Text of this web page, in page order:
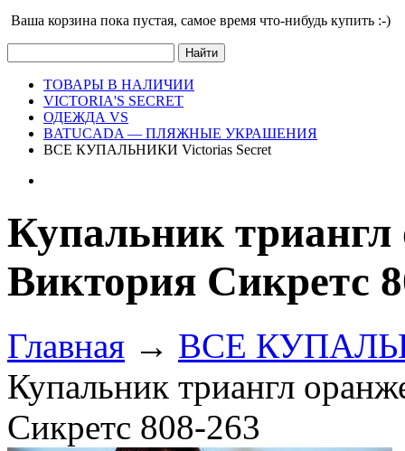
Ваша корзина пока пустая, cамое время что-нибудь купить :-)
ТОВАРЫ В НАЛИЧИИ
VICTORIA'S SECRET
ОДЕЖДА VS
BATUCADA — ПЛЯЖНЫЕ УКРАШЕНИЯ
ВСЕ КУПАЛЬНИКИ Victorias Secret
Купальник
Виктория Сикретс
Главная → ВСЕ
Купальник триангл
Сикретс 808-263